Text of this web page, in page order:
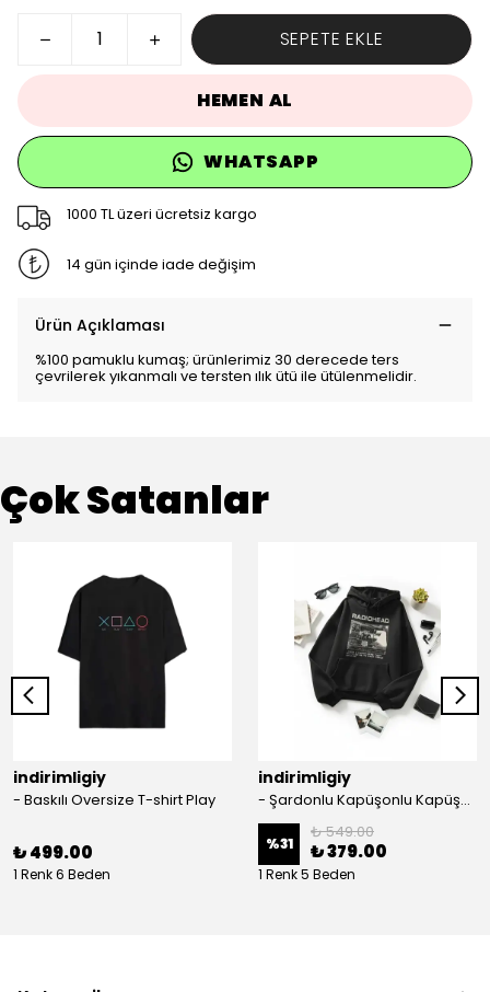
SEPETE EKLE
HEMEN AL
WHATSAPP
1000 TL üzeri ücretsiz kargo
14 gün içinde iade değişim
Ürün Açıklaması
%100 pamuklu kumaş; ürünlerimiz 30 derecede ters
çevrilerek yıkanmalı ve tersten ılık ütü ile ütülenmelidir.
Çok Satanlar
indirimligiy
- Baskılı Oversize T-shirt Play
₺ 499.00
1 Renk 6 Beden
indirimligiy
- Şardonlu Kapüşonlu Kapüşonlu Kanguru Cep Oversize Lastik Paça Sweatshirt Takimi
%31
₺ 549.00
₺ 379.00
1 Renk 5 Beden